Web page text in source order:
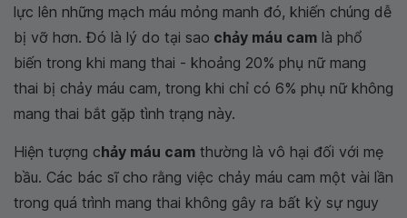
lực lên những mạch máu mỏng manh đó, khiến chúng dễ
bị vỡ hơn. Đó là lý do tại sao chảy máu cam là phổ
biến trong khi mang thai - khoảng 20% phụ nữ mang
thai bị chảy máu cam, trong khi chỉ có 6% phụ nữ không
mang thai bắt gặp tình trạng này.
Hiện tượng chảy máu cam thường là vô hại đối với mẹ
bầu. Các bác sĩ cho rằng việc chảy máu cam một vài lần
trong quá trình mang thai không gây ra bất kỳ sự nguy